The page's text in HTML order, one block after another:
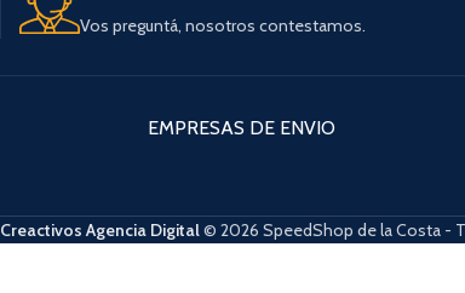
Vos preguntá, nosotros contestamos.
EMPRESAS DE ENVIO
Creactivos Agencia Digital© 2026 SpeedShop de la Costa -